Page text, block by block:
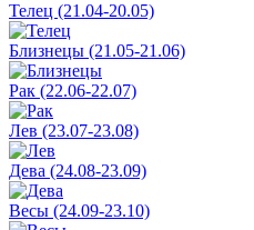
Телец (21.04-20.05)
Близнецы (21.05-21.06)
Рак (22.06-22.07)
Лев (23.07-23.08)
Дева (24.08-23.09)
Весы (24.09-23.10)